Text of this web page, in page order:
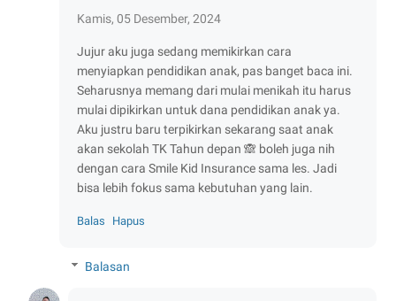
Kamis, 05 Desember, 2024
Jujur aku juga sedang memikirkan cara
menyiapkan pendidikan anak, pas banget baca ini.
Seharusnya memang dari mulai menikah itu harus
mulai dipikirkan untuk dana pendidikan anak ya.
Aku justru baru terpikirkan sekarang saat anak
akan sekolah TK Tahun depan 🙈 boleh juga nih
dengan cara Smile Kid Insurance sama les. Jadi
bisa lebih fokus sama kebutuhan yang lain.
Balas Hapus
Balasan